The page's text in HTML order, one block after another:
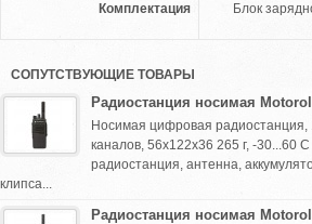
Комплектация
Блок
СОПУТСТВУЮЩИЕ ТОВАРЫ
Радиостанция носимая
Носимая цифровая
каналов, 56х122х36 265 г, -30...60
радиостанция, антенна,
клипса...
Радиостанция носимая